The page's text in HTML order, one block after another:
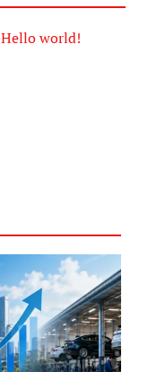
Hello world!